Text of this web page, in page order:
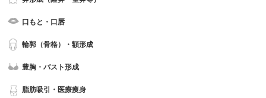
口もと・口唇
輪郭（骨格）・額形成
豊胸・バスト形成
脂肪吸引・医療痩身